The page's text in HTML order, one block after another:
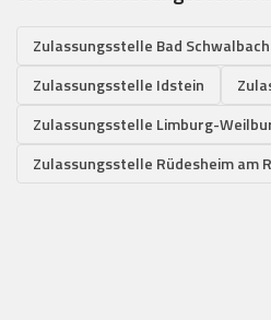
Zulassungsstelle Bad Schwalbach
Zulassungsstelle Idstein
Zulassungsstelle Limburg-
Zulassungsstelle Rüdesheim am